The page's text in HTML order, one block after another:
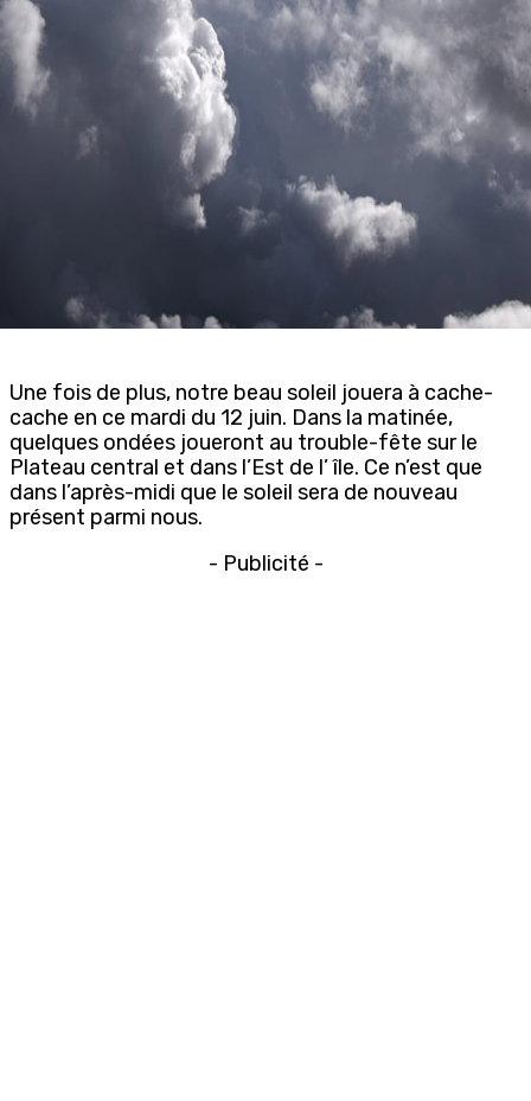
Une fois de plus, notre beau soleil jouera à cache-
cache en ce mardi du 12 juin. Dans la matinée,
quelques ondées joueront au trouble-fête sur le
Plateau central et dans l’Est de l’ île. Ce n’est que
dans l’après-midi que le soleil sera de nouveau
présent parmi nous.
- Publicité -